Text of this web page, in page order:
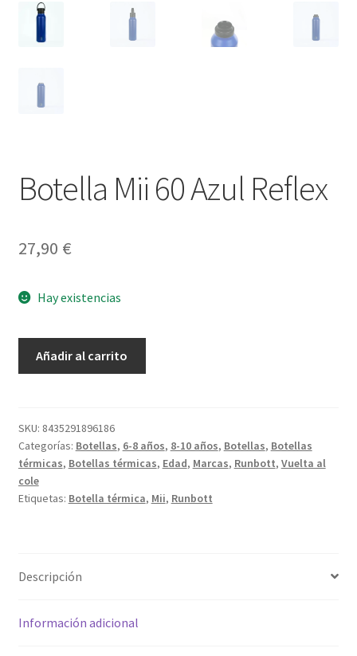
Botella Mii 60 Azul Reflex
27,90 €
Hay existencias
Reflex
cantidad
Añadir al carrito
SKU: 8435291896186
Categorías: Botellas, 6-8 años, 8-10 años, Botellas, Botellas
térmicas, Botellas térmicas, Edad, Marcas, Runbott, Vuelta al
cole
Etiquetas: Botella térmica, Mii, Runbott
Descripción
Información adicional